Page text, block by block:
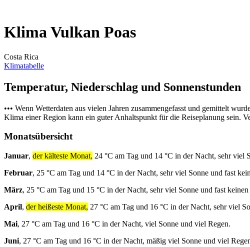
Klima Vulkan Poas
Costa Rica
Klimatabelle
Temperatur, Niederschlag und Sonnenstunden
••• Wenn Wetterdaten aus vielen Jahren zusammengefasst und gemittelt
Klima einer Region kann ein guter Anhaltspunkt für die Reiseplanung sein.
Monatsübersicht
Januar, der kälteste Monat, 24 °C am Tag und 14 °C in der Nacht, sehr viel
Februar, 25 °C am Tag und 14 °C in der Nacht, sehr viel Sonne und fast
März, 25 °C am Tag und 15 °C in der Nacht, sehr viel Sonne und fast keinen
April, der heißeste Monat, 27 °C am Tag und 16 °C in der Nacht, sehr viel
Mai, 27 °C am Tag und 16 °C in der Nacht, viel Sonne und viel Regen.
Juni, 27 °C am Tag und 16 °C in der Nacht, mäßig viel Sonne und viel